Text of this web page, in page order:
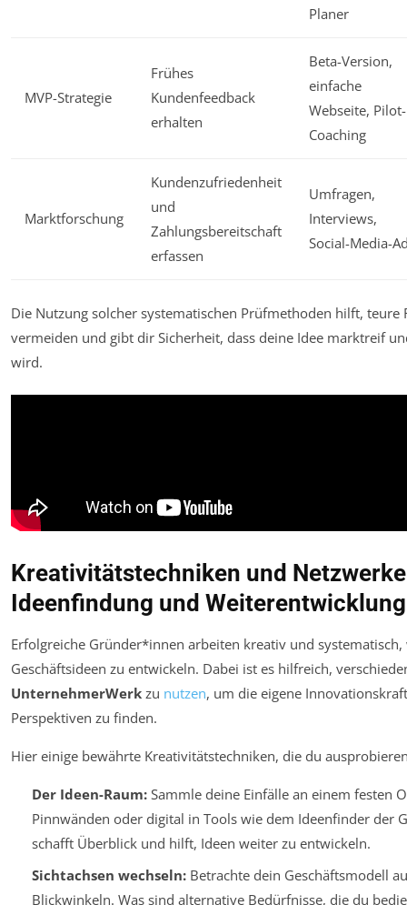
Planer
MVP-Strategie
Frühes
Kundenfeedback
erhalten
Beta-Version,
einfache
Webseite, Pilot-
Coaching
Marktforschung
Kundenzufriedenheit
und
Zahlungsbereitschaft
erfassen
Umfragen,
Interviews,
Social-Media-
Die Nutzung solcher systematischen Prüfmethoden hilft, teure
vermeiden und gibt dir Sicherheit, dass deine Idee marktreif
wird.
Kreativitätstechniken und
Ideenfindung und Weiterentwicklung
Erfolgreiche Gründer*innen arbeiten kreativ und
Geschäftsideen zu entwickeln. Dabei ist es hilfreich,
UnternehmerWerk zu nutzen, um die eigene
Perspektiven zu finden.
Hier einige bewährte Kreativitätstechniken, die du
Der Ideen-Raum:Sammle deine Einfälle an einem festen
Pinnwänden oder digital in Tools wie dem Ideenfinder der
schafft Überblick und hilft, Ideen weiter zu entwickeln.
Sichtachsen wechseln:Betrachte dein Geschäftsmodell
Blickwinkeln. Was sind alternative Bedürfnisse, die du